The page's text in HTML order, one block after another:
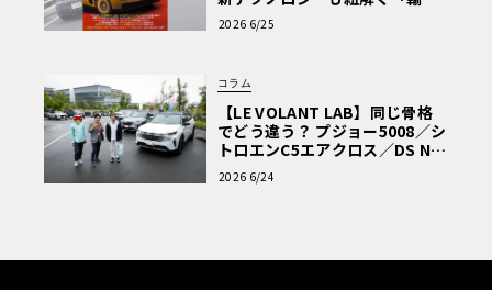
車Q&A」
2026 6/25
コラム
【LE VOLANT LAB】同じ骨格
でどう違う？ プジョー5008／シ
トロエンC5エアクロス／DS Nº4
読者一気乗りレポート
2026 6/24